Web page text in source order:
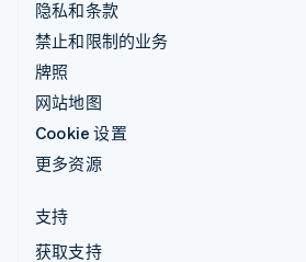
隐私和条款
禁止和限制的业务
牌照
网站地图
Cookie 设置
更多资源
支持
获取支持